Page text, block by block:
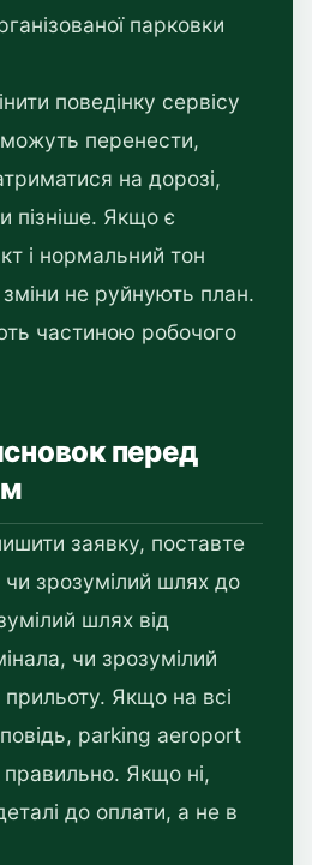
парковки
поведінку сервісу
перенести,
на дорозі,
пізніше. Якщо є
і нормальний тон
зміни не руйнують план.
частиною робочого
перед
заявку, поставте
чи зрозумілий шлях до
шлях від
чи зрозумілий
Якщо на всі
parking aeroport
Якщо ні,
до оплати, а не в